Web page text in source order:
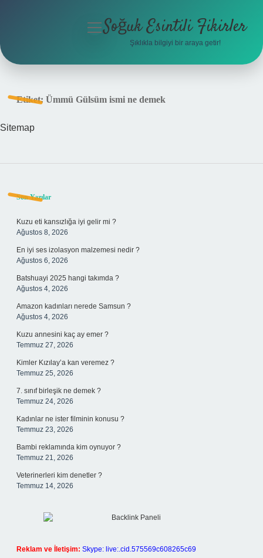
menüyü
Soğuk Esintili Fikirler
Şıklıkla bilgiyi bir araya getir!
Etiket: Ümmü Gülsüm ismi ne demek
Sitemap
Sidebar
Son Yazılar
Kuzu eti kansızlığa iyi gelir mi ?
Ağustos 8, 2026
En iyi ses izolasyon malzemesi nedir ?
Ağustos 6, 2026
Batshuayi 2025 hangi takımda ?
Ağustos 4, 2026
Amazon kadınları nerede Samsun ?
Ağustos 4, 2026
Kuzu annesini kaç ay emer ?
Temmuz 27, 2026
Kimler Kızılay’a kan veremez ?
Temmuz 25, 2026
7. sınıf birleşik ne demek ?
Temmuz 24, 2026
Kadınlar ne ister filminin konusu ?
Temmuz 23, 2026
Bambi reklamında kim oynuyor ?
Temmuz 21, 2026
Veterinerleri kim denetler ?
Temmuz 14, 2026
Reklam ve İletişim: Skype: live:.cid.575569c608265c69